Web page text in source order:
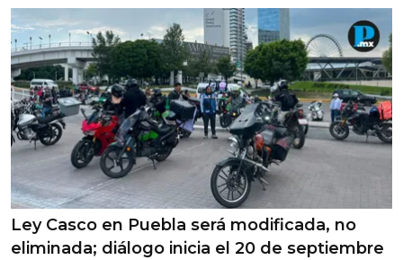
Ley Casco en Puebla será modificada, no
eliminada; diálogo inicia el 20 de septiembre